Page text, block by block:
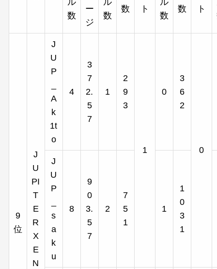
ル
数
ー
ジ
ル
数
数
ト
ル
数
数
ト
9
位
J
U
PI
T
E
R
X
E
N
J
U
P
A
k
1t
o
4
3
7
2.
5
7
1
2
9
3
1
0
3
6
2
0
J
U
P
s
a
k
u
8
9
0
3.
5
7
2
7
5
1
1
1
0
3
1